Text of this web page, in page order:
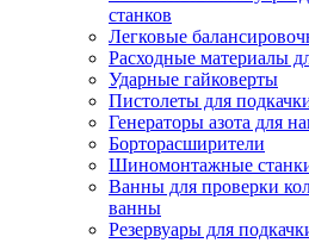
станков
Легковые
Расходные материалы
Ударные гайковерты
Пистолеты для
Генераторы азота для
Борторасширители
Шиномонтажные
Ванны для проверки
ванны
Резервуары для